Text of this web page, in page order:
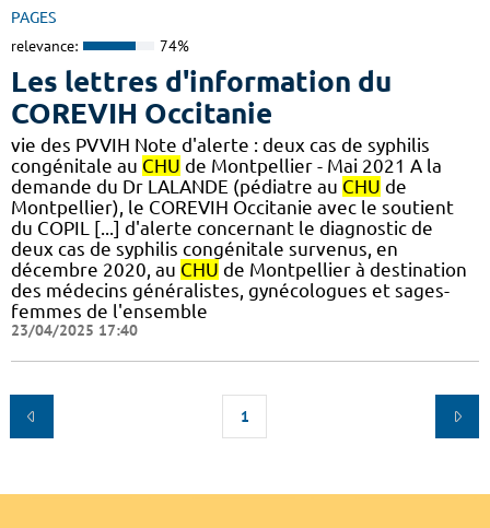
PAGES
relevance: 74%
Les lettres d'information du
COREVIH Occitanie
vie des PVVIH Note d'alerte : deux cas de syphilis
congénitale au CHU de Montpellier - Mai 2021 A la
demande du Dr LALANDE (pédiatre au CHU de
Montpellier), le COREVIH Occitanie avec le soutient
du COPIL [...] d'alerte concernant le diagnostic de
deux cas de syphilis congénitale survenus, en
décembre 2020, au CHU de Montpellier à destination
des médecins généralistes, gynécologues et sages-
femmes de l'ensemble
23/04/2025 17:40
1